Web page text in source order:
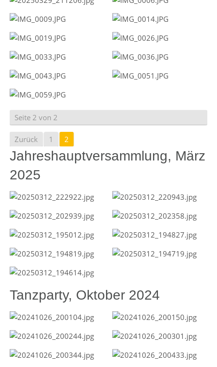
Seite 2 von 2
Zurück 1 2
Jahreshauptversammlung, März
2025
Tanzparty, Oktober 2024